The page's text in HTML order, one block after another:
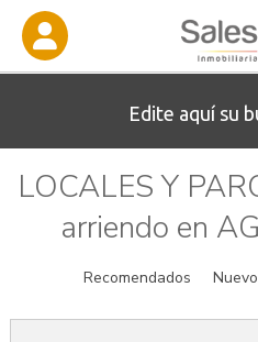
Edite aquí su
LOCALES Y
arriendo en
Recomendados